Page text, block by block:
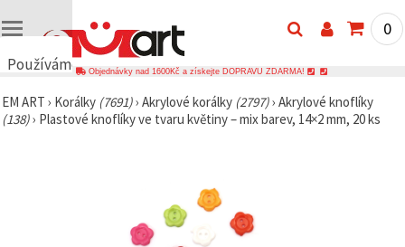
Používáme
🍪
Používáme
0
Objednávky nad 1600Kč a získejte DOPRAVU ZDARMA!
EM ART › Korálky (7691)› Akrylové korálky (2797)› Akrylové knoflíky
(138)› Plastové knoflíky ve tvaru květiny – mix barev, 14×2 mm, 20 ks